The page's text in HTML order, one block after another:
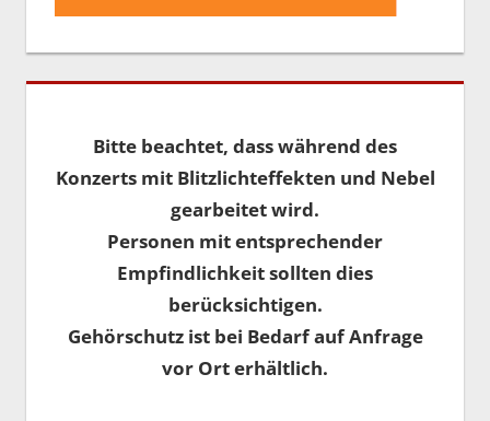
Bitte beachtet, dass während des
Konzerts mit Blitzlichteffekten und Nebel
gearbeitet wird.
Personen mit entsprechender
Empfindlichkeit sollten dies
berücksichtigen.
Gehörschutz ist bei Bedarf auf Anfrage
vor Ort erhältlich.